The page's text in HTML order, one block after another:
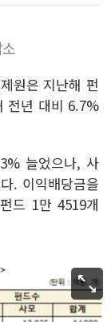
원은 지난해 펀
전년 대비 6.7%
늘었으나, 사
. 이익배당금을
드 1만 4519개